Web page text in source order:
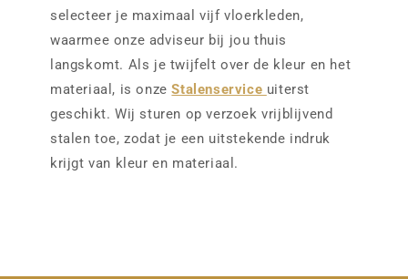
selecteer je maximaal vijf vloerkleden,
waarmee onze adviseur bij jou thuis
langskomt. Als je twijfelt over de kleur en het
materiaal, is onzeStalenservice uiterst
geschikt. Wij sturen op verzoek vrijblijvend
stalen toe, zodat je een uitstekende indruk
krijgt van kleur en materiaal.